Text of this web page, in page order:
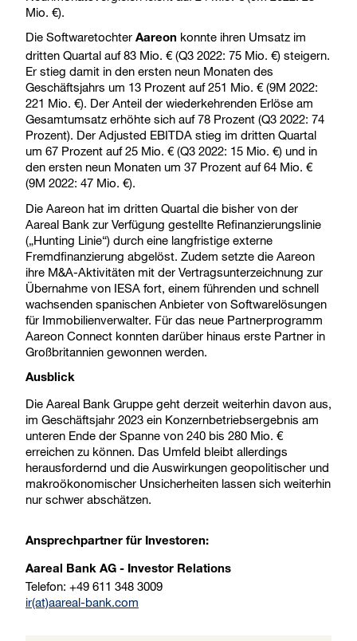
Mio. €).
Die Softwaretochter Aareon konnte ihren Umsatz im
dritten Quartal auf 83 Mio. € (Q3 2022: 75 Mio. €) steigern.
Er stieg damit in den ersten neun Monaten des
Geschäftsjahrs um 13 Prozent auf 251 Mio. € (9M 2022:
221 Mio. €). Der Anteil der wiederkehrenden Erlöse am
Gesamtumsatz erhöhte sich auf 78 Prozent (Q3 2022: 74
Prozent). Der Adjusted EBITDA stieg im dritten Quartal
um 67 Prozent auf 25 Mio. € (Q3 2022: 15 Mio. €) und in
den ersten neun Monaten um 37 Prozent auf 64 Mio. €
(9M 2022: 47 Mio. €).
Die Aareon hat im dritten Quartal die bisher von der
Aareal Bank zur Verfügung gestellte Refinanzierungslinie
(„Hunting Linie“) durch eine langfristige externe
Fremdfinanzierung abgelöst. Zudem setzte die Aareon
ihre M&A-Aktivitäten mit der Vertragsunterzeichnung zur
Übernahme von IESA fort, einem führenden und schnell
wachsenden spanischen Anbieter von Softwarelösungen
für Immobilienverwalter. Für das neue Partnerprogramm
Aareon Connect konnten darüber hinaus erste Partner in
Großbritannien gewonnen werden.
Ausblick
Die Aareal Bank Gruppe geht derzeit weiterhin davon aus,
im Geschäftsjahr 2023 ein Konzernbetriebsergebnis am
unteren Ende der Spanne von 240 bis 280 Mio. €
erreichen zu können. Das Umfeld bleibt allerdings
herausfordernd und die Auswirkungen geopolitischer und
makroökonomischer Unsicherheiten lassen sich weiterhin
nur schwer abschätzen.
Ansprechpartner für Investoren:
Aareal Bank AG - Investor Relations
Telefon: +49 611 348 3009
ir(at)aareal-bank.com